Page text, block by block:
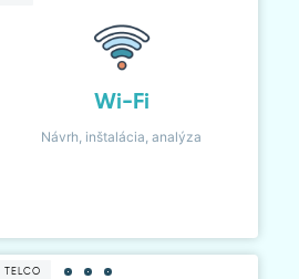
Wi-Fi
Návrh, inštalácia, analýza
TELCO